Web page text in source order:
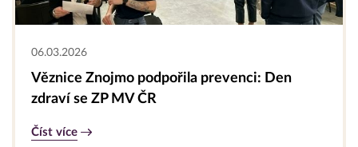
06.03.2026
Věznice Znojmo podpořila prevenci: Den
zdraví se ZP MV ČR
Číst více